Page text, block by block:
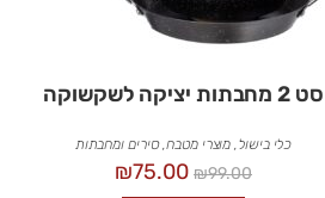
סט 2 מחבתות יציקה לשקשוקה
כלי בישול, מוצרי מטבח,סירים ומחבתות
₪99.00
₪75.00